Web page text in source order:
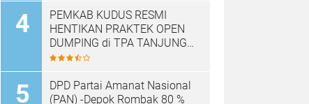
PEMKAB KUDUS RESMI
HENTIKAN PRAKTEK OPEN
DUMPING di TPA TANJUNG
REJO, KEC.JEKULO
SISTEM PENGELOLAAN
SAMPAH BARU
DPD Partai Amanat Nasional
(PAN) -Depok Rombak 80 %